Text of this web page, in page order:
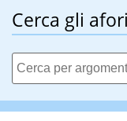
Cerca gli